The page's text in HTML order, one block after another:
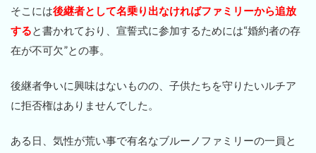
そこには後継者として名乗り出なければファミリーから追放
すると書かれており、宣誓式に参加するためには“婚約者の存
在が不可欠”との事。
後継者争いに興味はないものの、子供たちを守りたいルチア
に拒否権はありませんでした。
ある日、気性が荒い事で有名なブルーノファミリーの一員と